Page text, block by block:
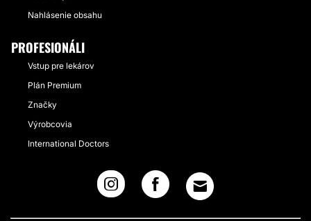
Nahlásenie obsahu
PROFESIONÁLI
Vstup pre lekárov
Plán Premium
Značky
Výrobcovia
International Doctors